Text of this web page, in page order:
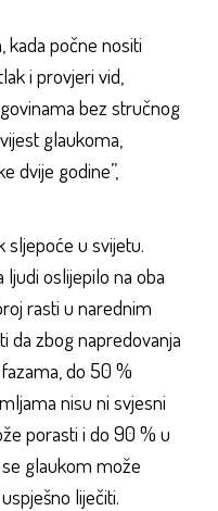
kada počne nositi
i provjeri vid,
bez stručnog
glaukoma,
dvije godine”,
sljepoće u svijetu.
oslijepilo na oba
rasti u narednim
da zbog napredovanja
do 50 %
nisu ni svjesni
porasti i do 90 % u
glaukom može
liječiti.